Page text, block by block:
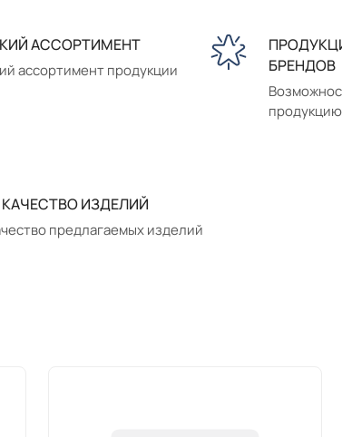
АССОРТИМЕНТ
ассортимент продукции
БРЕНДОВ
ИЗДЕЛИЙ
предлагаемых изделий